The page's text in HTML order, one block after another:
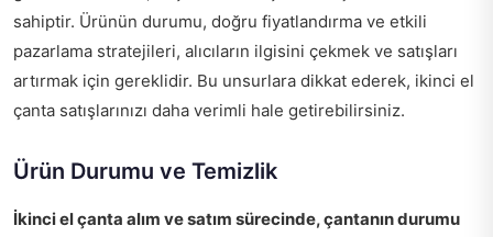
sahiptir. Ürünün durumu, doğru fiyatlandırma ve etkili
pazarlama stratejileri, alıcıların ilgisini çekmek ve satışları
artırmak için gereklidir. Bu unsurlara dikkat ederek, ikinci el
çanta satışlarınızı daha verimli hale getirebilirsiniz.
Ürün Durumu ve Temizlik
İkinci el çanta alım ve satım sürecinde, çantanın durumu